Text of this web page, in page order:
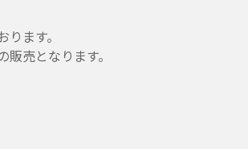
ます。
売となります。